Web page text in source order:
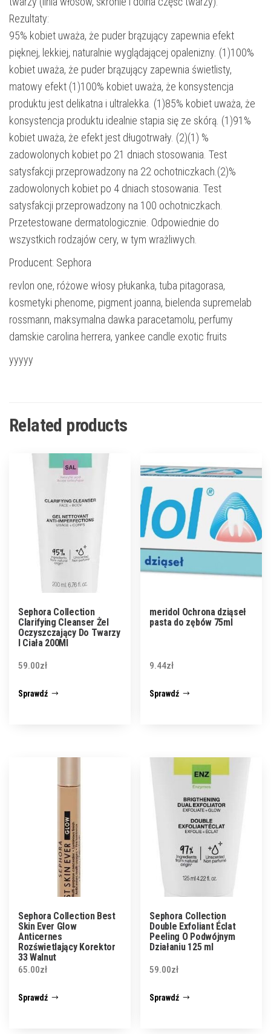
Rezultaty:
95% kobiet uważa, że puder brązujący zapewnia efekt
pięknej, lekkiej, naturalnie wyglądającej opalenizny. (1)100%
kobiet uważa, że puder brązujący zapewnia świetlisty,
matowy efekt (1)100% kobiet uważa, że konsystencja
produktu jest delikatna i ultralekka. (1)85% kobiet uważa, że
konsystencja produktu idealnie stapia się ze skórą. (1)91%
kobiet uważa, że efekt jest długotrwały. (2)(1) %
zadowolonych kobiet po 21 dniach stosowania. Test
satysfakcji przeprowadzony na 22 ochotniczkach.(2)%
zadowolonych kobiet po 4 dniach stosowania. Test
satysfakcji przeprowadzony na 100 ochotniczkach.
Przetestowane dermatologicznie. Odpowiednie do
wszystkich rodzajów cery, w tym wrażliwych.
Producent: Sephora
revlon one, różowe włosy płukanka, tuba pitagorasa,
kosmetyki phenome, pigment joanna, bielenda supremelab
rossmann, maksymalna dawka paracetamolu, perfumy
damskie carolina herrera, yankee candle exotic fruits
yyyyy
Related products
Sephora Collection
Clarifying Cleanser Żel
Oczyszczający Do Twarzy
I Ciała 200Ml
59.00zł
Sprawdź
meridol Ochrona dziąseł
pasta do zębów 75ml
9.44zł
Sprawdź
Sephora Collection Best
Skin Ever Glow
Anticernes
Rozświetlający Korektor
33 Walnut
65.00zł
Sprawdź
Sephora Collection
Double Exfoliant Éclat
Peeling O Podwójnym
Działaniu 125 ml
59.00zł
Sprawdź